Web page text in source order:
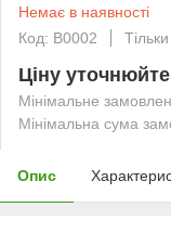
Немає в наявності
Код: B0002
Ціну уточнюйте
Мінімальне
Мінімальна сума
Опис